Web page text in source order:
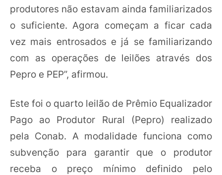
produtores não estavam ainda familiarizados
o suficiente. Agora começam a ficar cada
vez mais entrosados e já se familiarizando
com as operações de leilões através dos
Pepro e PEP”, afirmou.
Este foi o quarto leilão de Prêmio Equalizador
Pago ao Produtor Rural (Pepro) realizado
pela Conab. A modalidade funciona como
subvenção para garantir que o produtor
receba o preço mínimo definido pelo